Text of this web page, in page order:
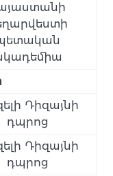
Դիզայնի
դպրոց
Դիզայնի
դպրոց